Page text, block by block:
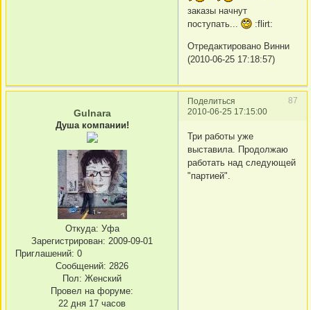
заказы начнут
поступать...
:flirt:
Отредактировано Винни
(2010-06-25 17:18:57)
Поделиться
87
2010-06-25 17:15:00
Gulnara
Душа компании!
Откуда: Уфа
Зарегистрирован: 2009-09-01
Приглашений: 0
Сообщений: 2826
Пол: Женский
Провел на форуме:
22 дня 17 часов
Три работы уже
выставила. Продолжаю
работать над следующей
"партией".